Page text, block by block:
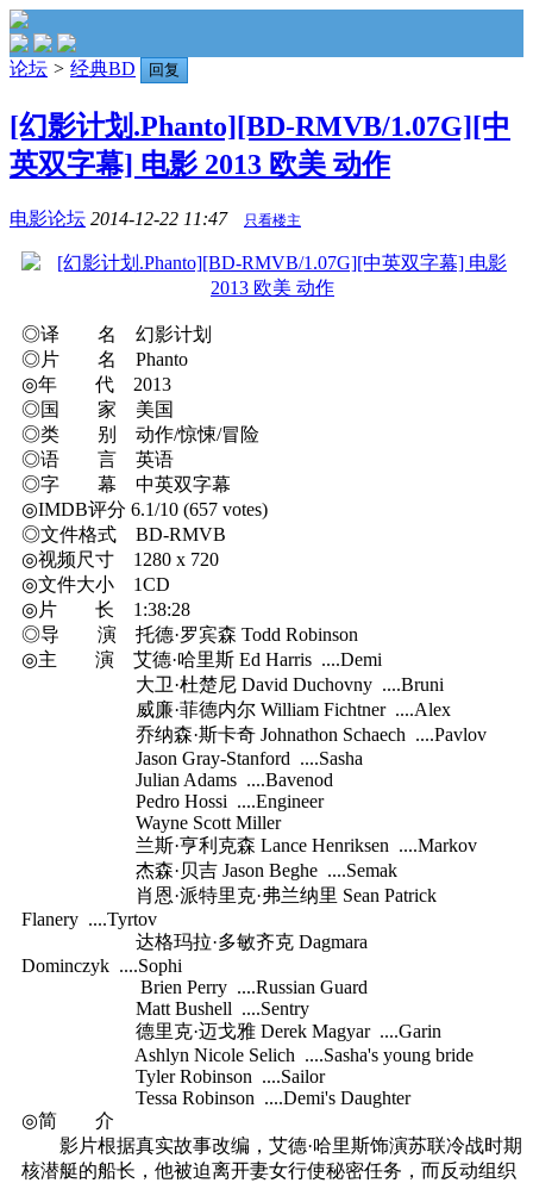
论坛 > 经典BD 回复
[幻影计划.Phanto][BD-RMVB/1.07G][中
英双字幕] 电影 2013 欧美 动作
电影论坛 2014-12-22 11:47 只看楼主
◎译 名 幻影计划
◎片 名 Phanto
◎年 代 2013
◎国 家 美国
◎类 别 动作/惊悚/冒险
◎语 言 英语
◎字 幕 中英双字幕
◎IMDB评分 6.1/10 (657 votes)
◎文件格式 BD-RMVB
◎视频尺寸 1280 x 720
◎文件大小 1CD
◎片 长 1:38:28
◎导 演 托德·罗宾森 Todd Robinson
◎主 演 艾德·哈里斯 Ed Harris ....Demi
大卫·杜楚尼 David Duchovny ....Bruni
威廉·菲德内尔 William Fichtner ....Alex
乔纳森·斯卡奇 Johnathon Schaech ....Pavlov
Jason Gray-Stanford ....Sasha
Julian Adams ....Bavenod
Pedro Hossi ....Engineer
Wayne Scott Miller
兰斯·亨利克森 Lance Henriksen ....Markov
杰森·贝吉 Jason Beghe ....Semak
肖恩·派特里克·弗兰纳里 Sean Patrick
Flanery ....Tyrtov
达格玛拉·多敏齐克 Dagmara
Dominczyk ....Sophi
Brien Perry ....Russian Guard
Matt Bushell ....Sentry
德里克·迈戈雅 Derek Magyar ....Garin
Ashlyn Nicole Selich ....Sasha's young bride
Tyler Robinson ....Sailor
Tessa Robinson ....Demi's Daughter
◎简 介
影片根据真实故事改编，艾德·哈里斯饰演苏联冷战时期
核潜艇的船长，他被迫离开妻女行使秘密任务，而反动组织